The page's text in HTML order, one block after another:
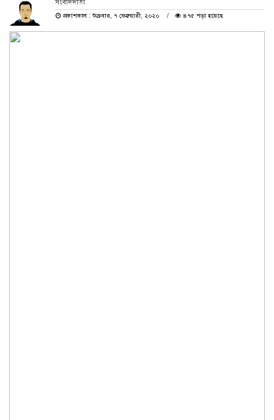
সংবাদদাতা
প্রকাশকাল : শুক্রবার, ৭ ফেব্রুয়ারী, ২০২০
৪৭৫ পড়া হয়েছে